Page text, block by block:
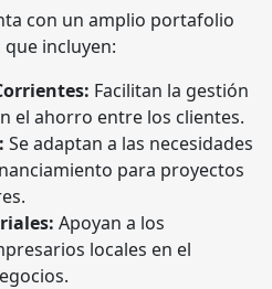
con un amplio portafolio
incluyen:
Facilitan la gestión
el ahorro entre los clientes.
Se adaptan a las necesidades
para proyectos
Apoyan a los
locales en el